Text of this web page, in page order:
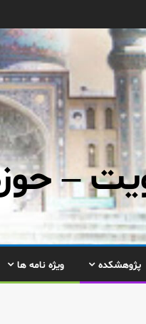
–
پژوهشکده ویژه نامه ها